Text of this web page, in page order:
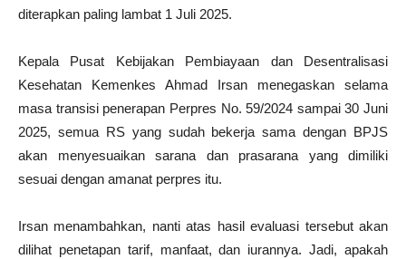
diterapkan paling lambat 1 Juli 2025.
Kepala Pusat Kebijakan Pembiayaan dan Desentralisasi
Kesehatan Kemenkes Ahmad Irsan menegaskan selama
masa transisi penerapan Perpres No. 59/2024 sampai 30 Juni
2025, semua RS yang sudah bekerja sama dengan BPJS
akan menyesuaikan sarana dan prasarana yang dimiliki
sesuai dengan amanat perpres itu.
Irsan menambahkan, nanti atas hasil evaluasi tersebut akan
dilihat penetapan tarif, manfaat, dan iurannya. Jadi, apakah